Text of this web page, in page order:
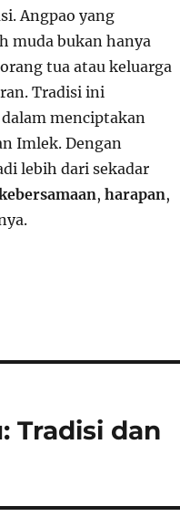
Angpao yang
muda bukan hanya
tua atau keluarga
Tradisi ini
menciptakan
Imlek. Dengan
lebih dari sekadar
, harapan,
Tradisi dan